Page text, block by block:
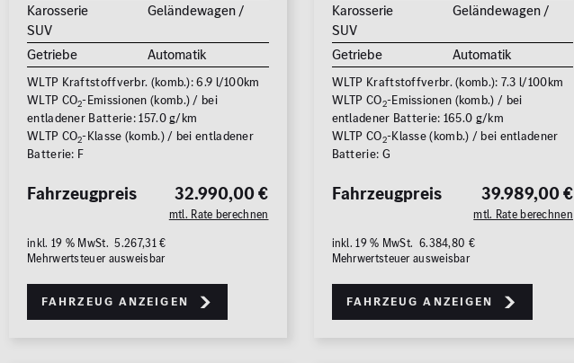
Karosserie
Geländewagen /
SUV
Getriebe
Automatik
WLTP Kraftstoffverbr. (komb.): 6.9 l/100km
WLTP CO2-Emissionen (komb.) / bei
entladener Batterie: 157.0 g/km
WLTP CO2-Klasse (komb.) / bei entladener
Batterie: F
32.990,00 €
mtl. Rate berechnen
Fahrzeugpreis
inkl. 19 % MwSt. 5.267,31 €
Mehrwertsteuer ausweisbar
Fahrzeug anzeigen
Karosserie
Geländewagen /
SUV
Getriebe
Automatik
WLTP Kraftstoffverbr. (komb.): 7.3 l/100km
WLTP CO2-Emissionen (komb.) / bei
entladener Batterie: 165.0 g/km
WLTP CO2-Klasse (komb.) / bei entladener
Batterie: G
39.989,00 €
mtl. Rate berechnen
Fahrzeugpreis
inkl. 19 % MwSt. 6.384,80 €
Mehrwertsteuer ausweisbar
Fahrzeug anzeigen